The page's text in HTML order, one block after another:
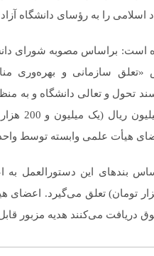
اسلامی را به رؤسای دانشگاه
است: براساس مصوبه شورای
«تعلق سازمانی و بهره‌وری
تحول و تعالی دانشگاه و به
روز
هیأت علمی وابسته توسط
تومان) تعلق می‌گیرد. اعضای
دریافت می‌کنند هدیه مزبور